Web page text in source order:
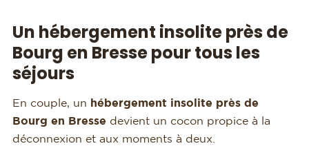
Un hébergement insolite près de
Bourg en Bresse pour tous les
séjours
En couple, un hébergement insolite près de
Bourg en Bresse devient un cocon propice à la
déconnexion et aux moments à deux.